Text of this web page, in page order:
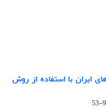
ایران با استفاده از روش
9-53